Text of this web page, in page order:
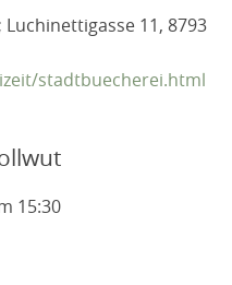
Luchinettigasse 11, 8793
stadtbuecherei.html
15:30